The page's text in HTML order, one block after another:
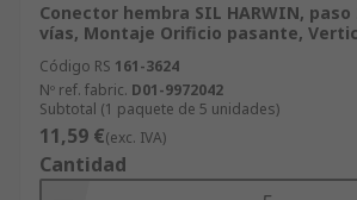
Conector hembra SIL HARWIN, paso
vías, Montaje Orificio pasante,
Código RS 161-3624
Nº ref. fabric. D01-9972042
Subtotal (1 paquete de 5 unidades)
11,59 €(exc. IVA)
Cantidad